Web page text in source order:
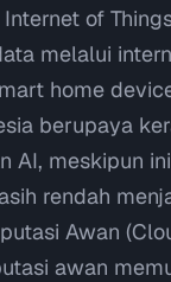
Internet of
melalui
home
berupaya
AI, meskipun
rendah
Awan
awan